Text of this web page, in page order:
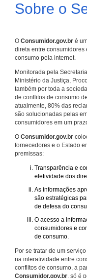
Sobre o
O Consumidor.gov.br é
direta entre consumidores
consumo pela internet.
Monitorada pela
Ministério da Justiça,
também por toda a
de conflitos de consumo
atualmente, 80% das
são solucionadas pelas
consumidores em um
O Consumidor.gov.br
fornecedores e o Estado
premissas:
Transparência e
efetividade dos
As informações
são estratégicas
de defesa do
O acesso a
consumidores e
de consumo.
Por se tratar de um
na interatividade entre
conflitos de consumo, a
Consumidor.gov.br, só é